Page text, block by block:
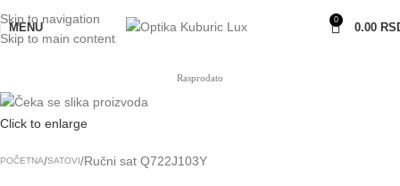
Skip to navigation
Skip to main content
MENU
0
0.00
Rasprodato
Click to enlarge
POČETNA SATOVI Ručni sat Q722J103Y